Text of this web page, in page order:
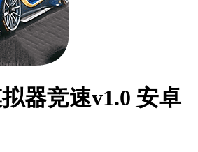
器竞速v1.0 安卓